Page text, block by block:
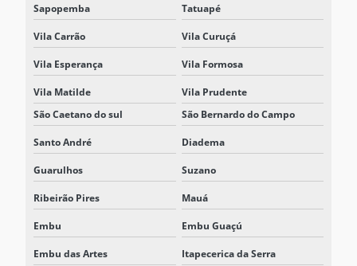
Sapopemba Tatuapé
Vila Carrão Vila Curuçá
Vila Esperança Vila Formosa
Vila Matilde
Vila Prudente
São Caetano do sul
São Bernardo do Campo
Santo André Diadema
Guarulhos Suzano
Ribeirão Pires Mauá
Embu Embu Guaçú
Embu das Artes Itapecerica da Serra